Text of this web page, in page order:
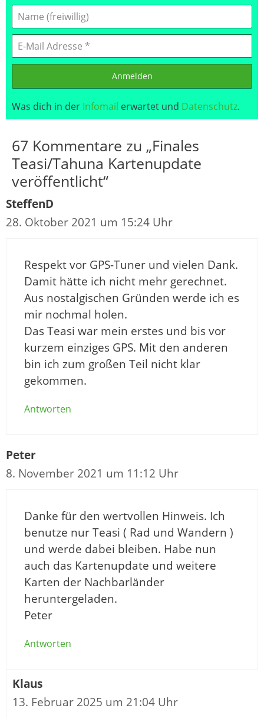
Anmelden
Was dich in der Infomail erwartet und Datenschutz.
67 Kommentare zu „Finales
Teasi/Tahuna Kartenupdate
veröffentlicht“
SteffenD
28. Oktober 2021 um 15:24 Uhr
Respekt vor GPS-Tuner und vielen Dank.
Damit hätte ich nicht mehr gerechnet.
Aus nostalgischen Gründen werde ich es
mir nochmal holen.
Das Teasi war mein erstes und bis vor
kurzem einziges GPS. Mit den anderen
bin ich zum großen Teil nicht klar
gekommen.
Antworten
Peter
8. November 2021 um 11:12 Uhr
Danke für den wertvollen Hinweis. Ich
benutze nur Teasi ( Rad und Wandern )
und werde dabei bleiben. Habe nun
auch das Kartenupdate und weitere
Karten der Nachbarländer
heruntergeladen.
Peter
Antworten
Klaus
13. Februar 2025 um 21:04 Uhr